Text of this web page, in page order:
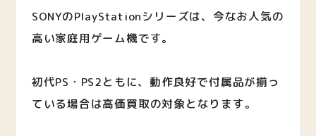
SONYのPlayStationシリーズは、今なお人気の
高い家庭用ゲーム機です。
初代PS・PS2ともに、動作良好で付属品が揃っ
ている場合は高価買取の対象となります。